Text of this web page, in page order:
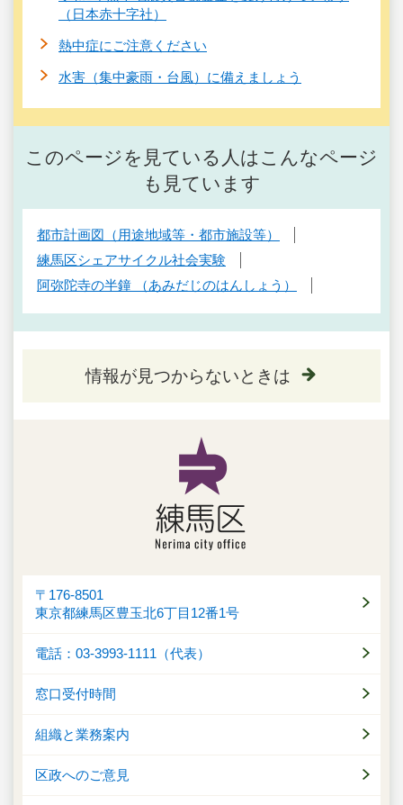
（日本赤十字社）
熱中症にご注意ください
水害（集中豪雨・台風）に備えましょう
このページを見ている人はこんなページ
も見ています
都市計画図（用途地域等・都市施設等）
練馬区シェアサイクル社会実験
阿弥陀寺の半鐘 （あみだじのはんしょう）
情報が見つからないときは
〒176-8501
東京都練馬区豊玉北6丁目12番1号
電話：03-3993-1111（代表）
窓口受付時間
組織と業務案内
区政へのご意見